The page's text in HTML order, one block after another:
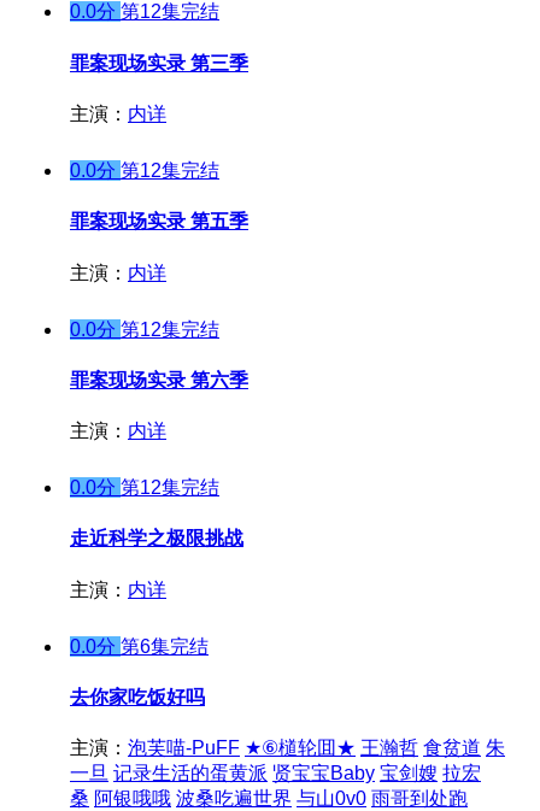
0.0分 第12集完结
罪案现场实录 第三季
主演： 内详
0.0分 第12集完结
罪案现场实录 第五季
主演： 内详
0.0分 第12集完结
罪案现场实录 第六季
主演： 内详
0.0分 第12集完结
走近科学之极限挑战
主演： 内详
0.0分 第6集完结
去你家吃饭好吗
主演： 泡芙喵-PuFF ★⑥檤轮囬★ 王瀚哲 食贫道 朱
一旦 记录生活的蛋黄派 贤宝宝Baby 宝剑嫂 拉宏
桑 阿银哦哦 波桑吃遍世界 与山0v0 雨哥到处跑